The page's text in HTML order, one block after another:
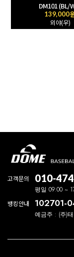
DM101 (BL/
139,000
외야(우)
고객문의 010-
평일 09:00 ~
뱅킹안내 102701-
예금주 : (주)